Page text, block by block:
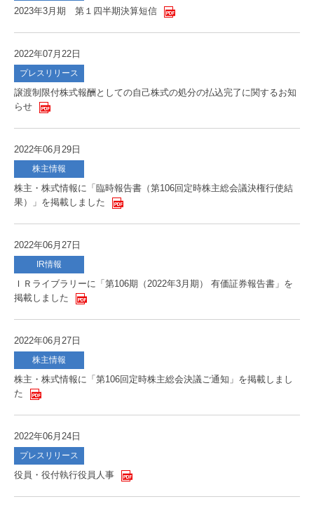
2023年3月期 第１四半期決算短信
2022年07月22日
プレスリリース
譲渡制限付株式報酬としての自己株式の処分の払込完了に関するお知
らせ
2022年06月29日
株主情報
株主・株式情報に「臨時報告書（第106回定時株主総会議決権行使結
果）」を掲載しました
2022年06月27日
IR情報
ＩＲライブラリーに「第106期（2022年3月期） 有価証券報告書」を
掲載しました
2022年06月27日
株主情報
株主・株式情報に「第106回定時株主総会決議ご通知」を掲載しまし
た
2022年06月24日
プレスリリース
役員・役付執行役員人事